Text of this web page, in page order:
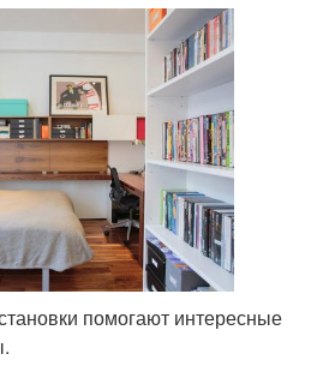
помогают интересные